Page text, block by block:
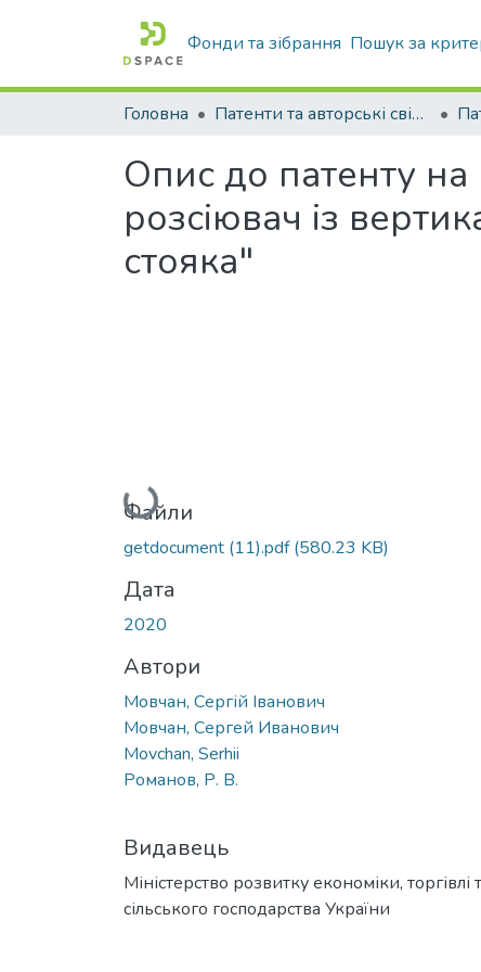
Фонди та зібрання Пошук за
Головна Патенти та авторські свідоцтва
Опис до патенту
розсіювач із
стояка"
Вантажиться...
Файли
getdocument (11).pdf(580.23 KB)
Дата
2020
Автори
Мовчан, Сергій Іванович
Мовчан, Сергей Иванович
Movchan, Serhii
Романов, Р. В.
Видавець
Міністерство розвитку економіки, торгівлі
сільського господарства України